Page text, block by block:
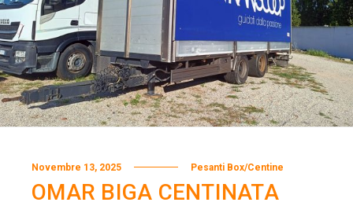
Novembre 13, 2025 Pesanti Box/Centine
OMAR BIGA CENTINATA